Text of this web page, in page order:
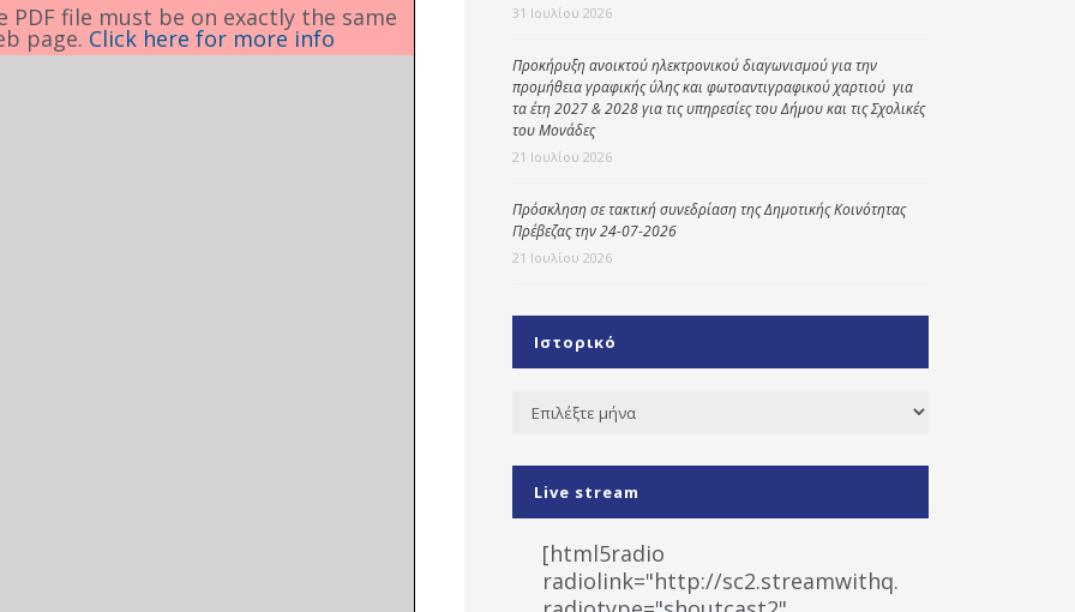
file must be on exactly the same
page. Click here for more info
31 Ιουλίου 2026
Προκήρυξη ανοικτού ηλεκτρονικού διαγωνισμού για την
προμήθεια γραφικής ύλης και φωτοαντιγραφικού χαρτιού για
τα έτη 2027 & 2028 για τις υπηρεσίες του Δήμου και τις Σχολικές
του Μονάδες
21 Ιουλίου 2026
Πρόσκληση σε τακτική συνεδρίαση της Δημοτικής Κοινότητας
Πρέβεζας την 24-07-2026
21 Ιουλίου 2026
Ιστορικό
Ιστορικό
Live stream
[html5radio
radiolink="http://sc2.streamwithq.com:8028/